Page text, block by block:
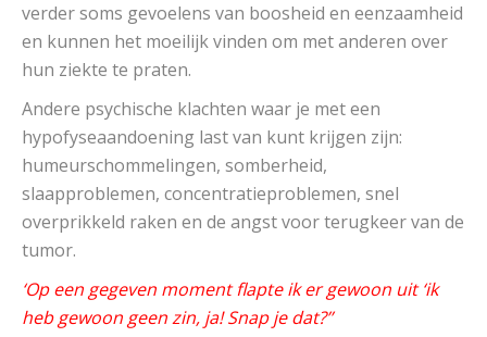
verder soms gevoelens van boosheid en eenzaamheid
en kunnen het moeilijk vinden om met anderen over
hun ziekte te praten.
Andere psychische klachten waar je met een
hypofyseaandoening last van kunt krijgen zijn:
humeurschommelingen, somberheid,
slaapproblemen, concentratieproblemen, snel
overprikkeld raken en de angst voor terugkeer van de
tumor.
‘Op een gegeven moment flapte ik er gewoon uit ‘ik
heb gewoon geen zin, ja! Snap je dat?’’